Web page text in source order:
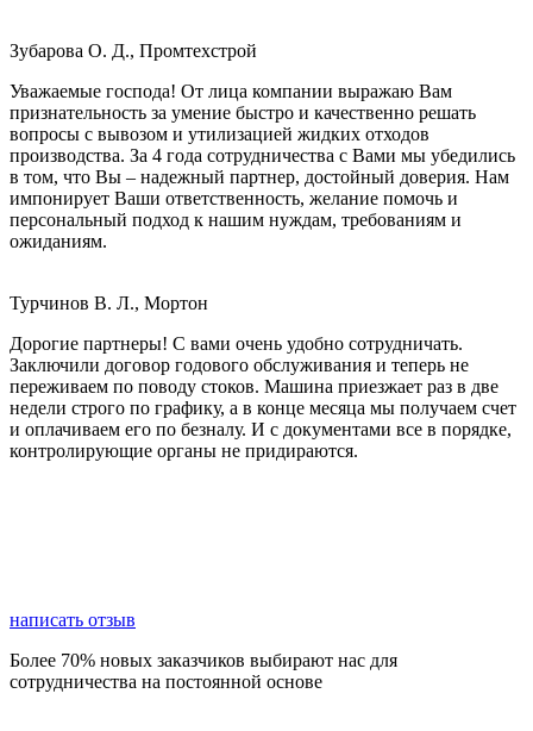
Зубарова О. Д., Промтехстрой
Уважаемые господа! От лица компании выражаю Вам
признательность за умение быстро и качественно решать
вопросы с вывозом и утилизацией жидких отходов
производства. За 4 года сотрудничества с Вами мы убедились
в том, что Вы – надежный партнер, достойный доверия. Нам
импонирует Ваши ответственность, желание помочь и
персональный подход к нашим нуждам, требованиям и
ожиданиям.
Турчинов В. Л., Мортон
Дорогие партнеры! С вами очень удобно сотрудничать.
Заключили договор годового обслуживания и теперь не
переживаем по поводу стоков. Машина приезжает раз в две
недели строго по графику, а в конце месяца мы получаем счет
и оплачиваем его по безналу. И с документами все в порядке,
контролирующие органы не придираются.
написать отзыв
Более 70% новых заказчиков выбирают нас для
сотрудничества на постоянной основе